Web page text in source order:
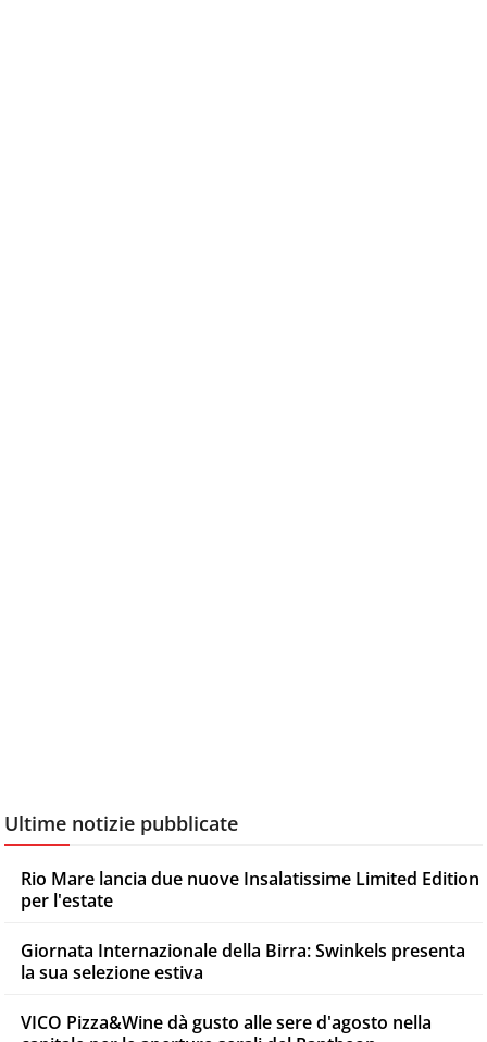
Ultime notizie pubblicate
Rio Mare lancia due nuove Insalatissime Limited Edition
per l'estate
Giornata Internazionale della Birra: Swinkels presenta
la sua selezione estiva
VICO Pizza&Wine dà gusto alle sere d'agosto nella